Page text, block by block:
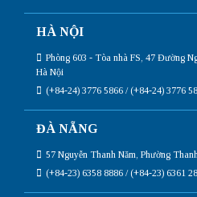
HÀ NỘI
Phòng 603 - Tòa nhà FS, 47 Đường
Hà Nội
(+84-24) 3776 5866 / (+84-24) 3776
ĐÀ NẴNG
57 Nguyễn Thanh Năm, Phường
(+84-23) 6358 8886 / (+84-23) 6361